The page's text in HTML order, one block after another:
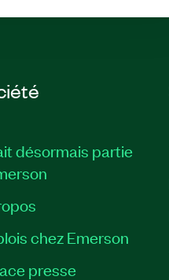
désormais partie
chez Emerson
presse